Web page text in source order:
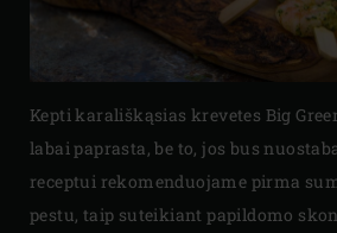
Kepti karališkąsias krevetes Big
labai paprasta, be to, jos bus
receptui rekomenduojame pirma
pestu, taip suteikiant papildomo